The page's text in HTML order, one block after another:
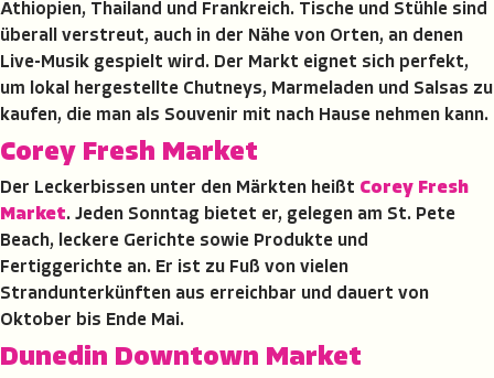
Äthiopien, Thailand und Frankreich. Tische und Stühle sind
überall verstreut, auch in der Nähe von Orten, an denen
Live-Musik gespielt wird. Der Markt eignet sich perfekt,
um lokal hergestellte Chutneys, Marmeladen und Salsas zu
kaufen, die man als Souvenir mit nach Hause nehmen kann.
Corey Fresh Market
Der Leckerbissen unter den Märkten heißt Corey Fresh
Market. Jeden Sonntag bietet er, gelegen am St. Pete
Beach, leckere Gerichte sowie Produkte und
Fertiggerichte an. Er ist zu Fuß von vielen
Strandunterkünften aus erreichbar und dauert von
Oktober bis Ende Mai.
Dunedin Downtown Market